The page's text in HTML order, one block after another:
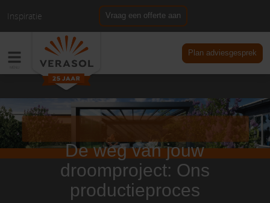
Inspiratie Vraag een offerte aan
DE
Plan adviesgesprek
De weg van jouw
droomproject: Ons
productieproces